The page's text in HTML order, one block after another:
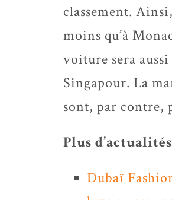
classement.
moins qu’à
voiture sera
Singapour. La
sont, par contre,
Plus
Dubaï